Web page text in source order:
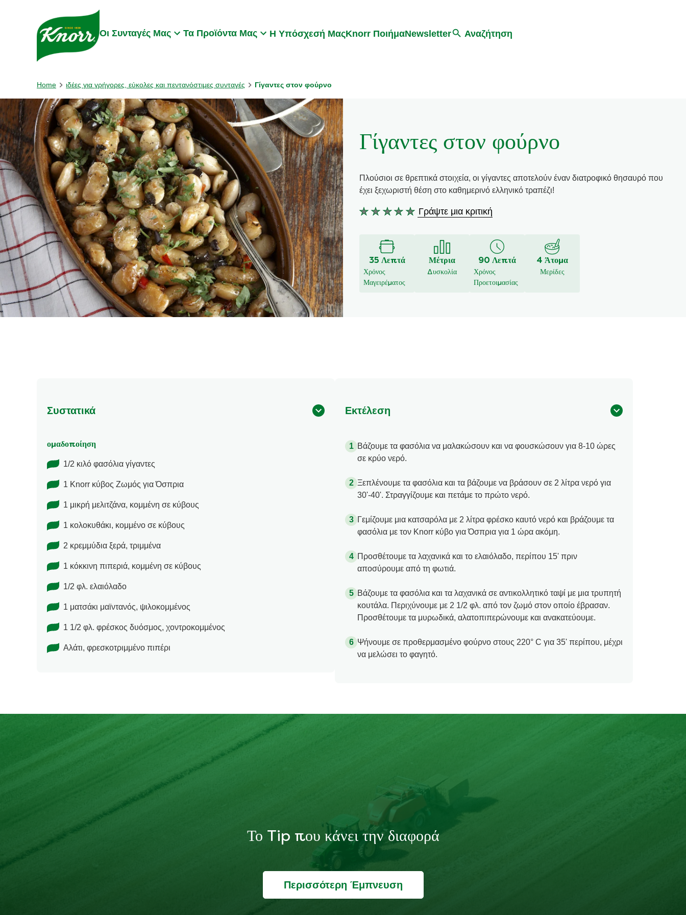
Skip to:
Οι Συνταγές Μας Τα Προϊόντα Μας Η Υπόσχεσή ΜαςKnorr ΠοιήμαNewsletter Αναζήτηση
Home ιδέες για γρήγορες, εύκολες και πεντανόστιμες συνταγές Γίγαντες στον φούρνο
Γίγαντες στον φούρνο
Πλούσιοι σε θρεπτικά στοιχεία, οι γίγαντες αποτελούν έναν διατροφικό θησαυρό που
έχει ξεχωριστή θέση στο καθημερινό ελληνικό τραπέζι!
Δεν
αξιολογήσεις
για
αυτό
το
Γράψτε μια κριτική
35 Λεπτά
Χρόνος
Μαγειρέματος
Μέτρια
Δυσκολία
90 Λεπτά
Χρόνος
Προετοιμασίας
4 Άτομα
Μερίδες
Συστατικά
ομαδοποίηση
1/2 κιλό φασόλια γίγαντες
1 Knorr κύβος Ζωμός για Όσπρια
1 μικρή μελιτζάνα, κομμένη σε κύβους
1 κολοκυθάκι, κομμένο σε κύβους
2 κρεμμύδια ξερά, τριμμένα
1 κόκκινη πιπεριά, κομμένη σε κύβους
1/2 φλ. ελαιόλαδο
1 ματσάκι μαϊντανός, ψιλοκομμένος
1 1/2 φλ. φρέσκος δυόσμος, χοντροκομμένος
Αλάτι, φρεσκοτριμμένο πιπέρι
Εκτέλεση
Βάζουμε τα φασόλια να μαλακώσουν και να φουσκώσουν για 8-10 ώρες
σε κρύο νερό.
Ξεπλένουμε τα φασόλια και τα βάζουμε να βράσουν σε 2 λίτρα νερό για
30'-40'. Στραγγίζουμε και πετάμε το πρώτο νερό.
Γεμίζουμε μια κατσαρόλα με 2 λίτρα φρέσκο καυτό νερό και βράζουμε τα
φασόλια με τον Knorr κύβο για Όσπρια για 1 ώρα ακόμη.
Προσθέτουμε τα λαχανικά και το ελαιόλαδο, περίπου 15' πριν
αποσύρουμε από τη φωτιά.
Βάζουμε τα φασόλια και τα λαχανικά σε αντικολλητικό ταψί με μια τρυπητή
κουτάλα. Περιχύνουμε με 2 1/2 φλ. από τον ζωμό στον οποίο έβρασαν.
Προσθέτουμε τα μυρωδικά, αλατοπιπερώνουμε και ανακατεύουμε.
Ψήνουμε σε προθερμασμένο φούρνο στους 220° C για 35' περίπου, μέχρι
να μελώσει το φαγητό.
Το Tip που κάνει την διαφορά
Περισσότερη Έμπνευση